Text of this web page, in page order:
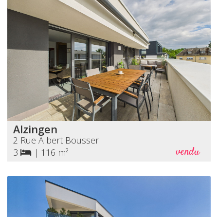
Alzingen
2 Rue Albert Bousser
3
| 116 m² vendu